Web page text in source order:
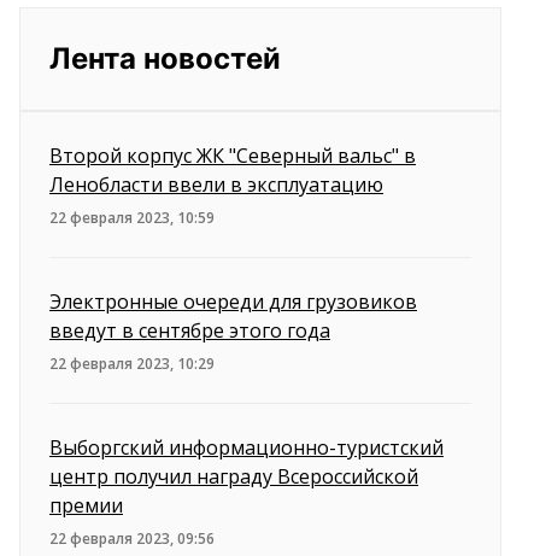
Лента новостей
Второй корпус ЖК "Северный вальс" в
Ленобласти ввели в эксплуатацию
22 февраля 2023, 10:59
Электронные очереди для грузовиков
введут в сентябре этого года
22 февраля 2023, 10:29
Выборгский информационно-туристский
центр получил награду Всероссийской
премии
22 февраля 2023, 09:56